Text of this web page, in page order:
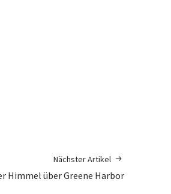
Nächster Artikel
Himmel über Greene Harbor